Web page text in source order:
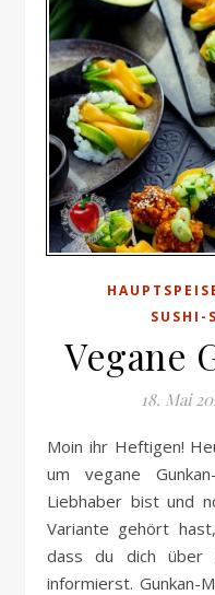
SUSHI-
Vegane
18. Mai
Moin ihr Heftigen! Heute geht es in meinem Artikel
um vegane
Liebhaber bist und
Variante gehört
dass du dich über
informierst. Gunkan-